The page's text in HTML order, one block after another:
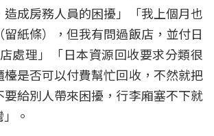
成房務人員的困擾」「我上個月也
紙條），但我有問過飯店，並付日
處理」「日本資源回收要求分類很
是否可以付費幫忙回收，不然就把
給別人帶來困擾，行李廂塞不下就
。